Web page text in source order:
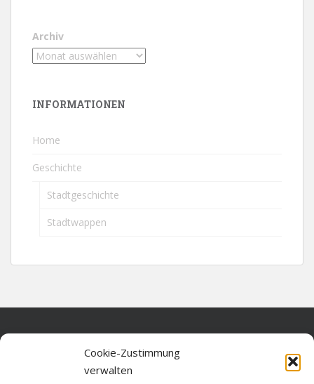
Cookie-Zustimmung
verwalten
Archiv
INFORMATIONEN
Home
Geschichte
Stadtgeschichte
Stadtwappen